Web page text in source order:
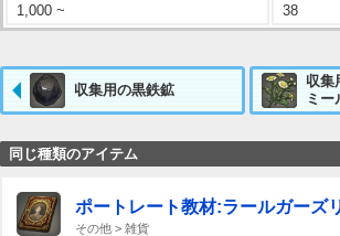
1,000 ~ 38
収集用の黒鉄鉱
収集
ミー
同じ種類のアイテム
ポートレート教材:ラールガーズ
その他 > 雑貨